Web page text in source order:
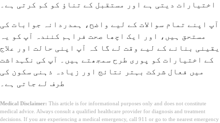
اختیارات دیتی ہے اور مستقبل کے تناؤ کو کم کرتی ہے۔
آپ اپنے تمام سوالات کے لیے واضح، ہمدردانہ جوابات کی
مستحق ہیں، اور ایک اچھا صحت فراہم کنندہ آپ کو یہ
یقینی بنانے کے لیے وقت لے گا کہ آپ اپنی حالت اور علاج
کے اختیارات کو پوری طرح سمجھتے ہیں۔ آپ کی نگہداشت
میں فعال شرکت بہتر نتائج اور زیادہ ذہنی سکون کی
طرف لے جاتی ہے۔
Medical Disclaimer: This article is for informational purposes only and does not constitute
medical advice. Always consult a qualified healthcare provider for diagnosis and treatment
decisions. If you are experiencing a medical emergency, call 911 or go to the nearest emergency